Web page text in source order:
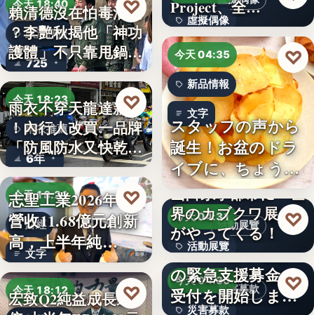
今天 18:40
政治評論
725
賴清德沒在怕毒油案
？李艷秋揭他「神功
護體」不只靠甩鍋盧
秀…
♡
今天 18:23
雨衣推薦
6年
雨衣不穿天龍達新牌
！內行人改買一品牌
「防風防水又快乾、
穿…
♡
今天 18:21
財經
文字
志聖工業2026年7月
營收11.68億元創新
高，上半年純…
♡
今天 18:12
宏致Q2純益成長近1
♡
虛擬偶像
10
Project、全…
今天 04:35
新品情報
文字
スタッフの声から
誕生！お盆のドラ
イブに、ちょうど
いい。「…
♡
活動展覽
今天 04:31
活動展覽
60
山口県宇部市に『世
界のカブクワ展』
がやってくる！
♡
災害募款
今天 04:30
災害募款
令和8年熊本地震へ
の緊急支援募金の
受付を開始しまし
♡